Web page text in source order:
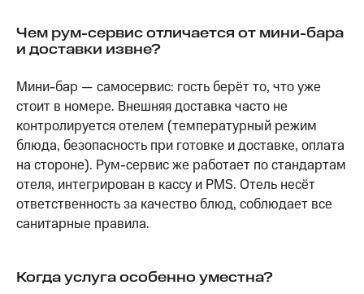
Чем рум-сервис отличается от мини-бара
и доставки извне?
Мини-бар — самосервис: гость берёт то, что уже
стоит в номере. Внешняя доставка часто не
контролируется отелем (температурный режим
блюда, безопасность при готовке и доставке, оплата
на стороне). Рум-сервис же работает по стандартам
отеля, интегрирован в кассу и PMS. Отель несёт
ответственность за качество блюд, соблюдает все
санитарные правила.
Когда услуга особенно уместна?